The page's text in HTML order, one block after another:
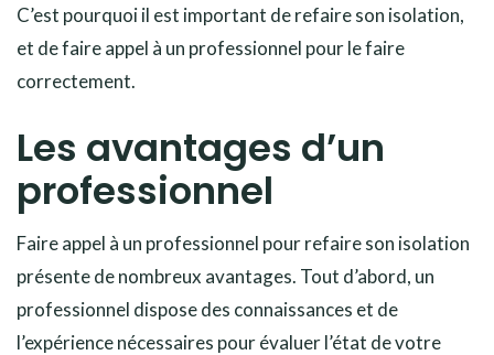
C’est pourquoi il est important de refaire son isolation,
et de faire appel à un professionnel pour le faire
correctement.
Les avantages d’un
professionnel
Faire appel à un professionnel pour refaire son isolation
présente de nombreux avantages. Tout d’abord, un
professionnel dispose des connaissances et de
l’expérience nécessaires pour évaluer l’état de votre